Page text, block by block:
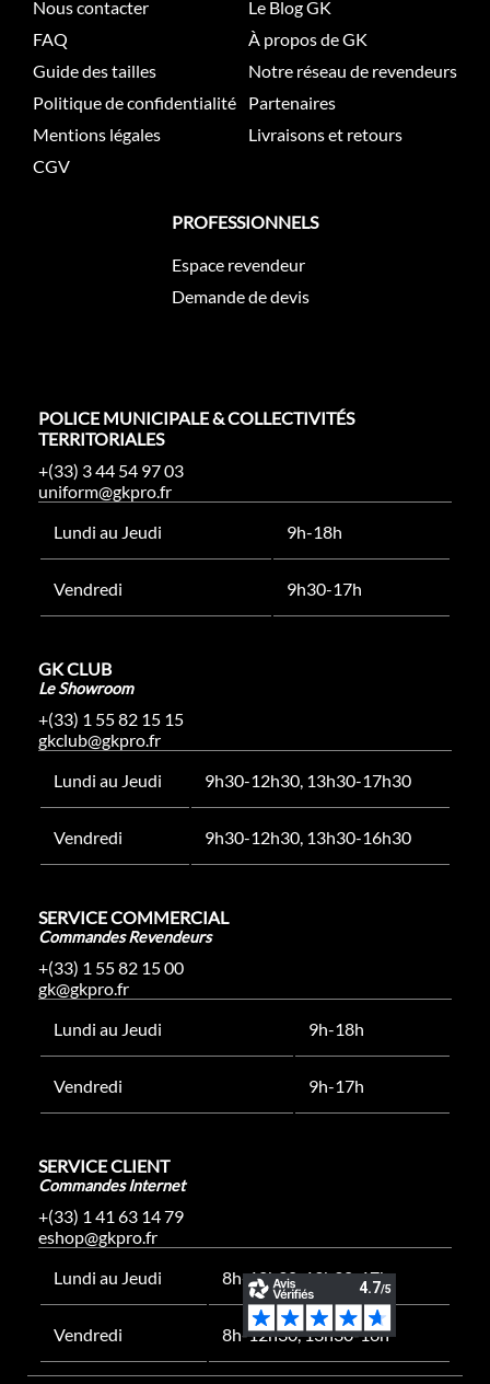
Nous contacter
FAQ
Guide des tailles
Politique de confidentialité
Mentions légales
CGV
Le Blog GK
À propos de GK
Notre réseau de revendeurs
Partenaires
Livraisons et retours
PROFESSIONNELS
Espace revendeur
Demande de devis
POLICE MUNICIPALE & COLLECTIVITÉS
TERRITORIALES
+(33) 3 44 54 97 03
uniform@gkpro.fr
Lundi au Jeudi
9h-18h
Vendredi 9h30-17h
GK CLUB
Le Showroom
+(33) 1 55 82 15 15
gkclub@gkpro.fr
Lundi au Jeudi
9h30-12h30, 13h30-17h30
Vendredi 9h30-12h30, 13h30-16h30
SERVICE COMMERCIAL
Commandes Revendeurs
+(33) 1 55 82 15 00
gk@gkpro.fr
Lundi au Jeudi
9h-18h
Vendredi 9h-17h
SERVICE CLIENT
Commandes Internet
+(33) 1 41 63 14 79
eshop@gkpro.fr
Lundi au Jeudi
8h-12h30, 13h30-17h
Vendredi 8h-12h30, 13h30-16h